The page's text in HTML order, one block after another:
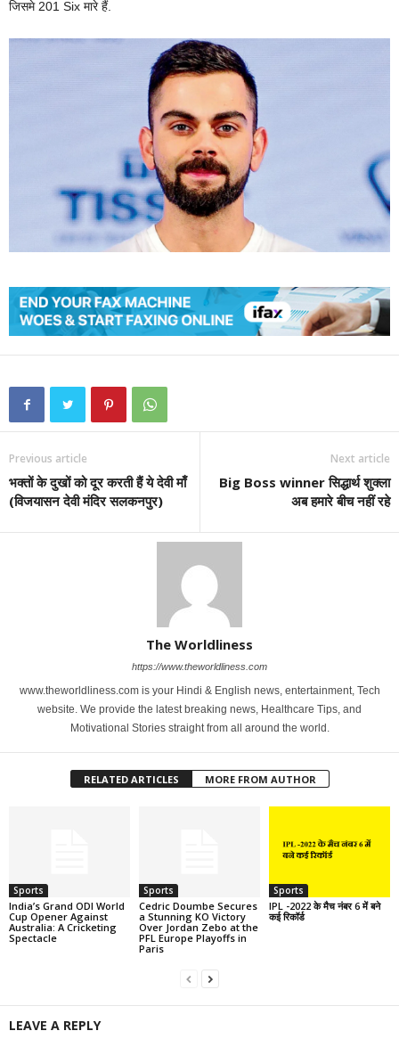
जिसमे 201 Six मारे हैं.
Previous article
भक्तों के दुखों को दूर करती हैं ये देवी माँ
(विजयासन देवी मंदिर सलकनपुर)
Next article
Big Boss winner सिद्धार्थ शुक्ला
अब हमारे बीच नहीं रहे
The Worldliness
https://www.theworldliness.com
www.theworldliness.com is your Hindi & English news, entertainment, Tech
website. We provide the latest breaking news, Healthcare Tips, and
Motivational Stories straight from all around the world.
RELATED ARTICLES MORE FROM AUTHOR
Sports
India’s Grand ODI World
Cup Opener Against
Australia: A Cricketing
Spectacle
Sports
Cedric Doumbe Secures
a Stunning KO Victory
Over Jordan Zebo at the
PFL Europe Playoffs in
Paris
Sports
IPL -2022 के मैच नंबर 6 में बने
कई रिकॉर्ड
LEAVE A REPLY